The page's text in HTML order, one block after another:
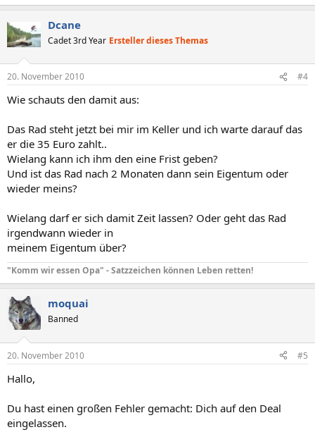
Dcane
Cadet 3rd Year Ersteller dieses Themas
20. November 2010 #4
Wie schauts den damit aus:
Das Rad steht jetzt bei mir im Keller und ich warte darauf das
er die 35 Euro zahlt..
Wielang kann ich ihm den eine Frist geben?
Und ist das Rad nach 2 Monaten dann sein Eigentum oder
wieder meins?
Wielang darf er sich damit Zeit lassen? Oder geht das Rad
irgendwann wieder in
meinem Eigentum über?
"Komm wir essen Opa" - Satzzeichen können Leben retten!
moquai
Banned
20. November 2010 #5
Hallo,
Du hast einen großen Fehler gemacht: Dich auf den Deal
eingelassen.